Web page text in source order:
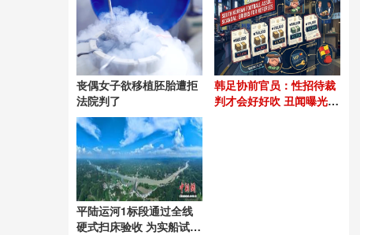
丧偶女子欲移植胚胎遭拒
法院判了
韩足协前官员：性招待裁
判才会好好吹 丑闻曝光震
平陆运河1标段通过全线
硬式扫床验收 为实船试航